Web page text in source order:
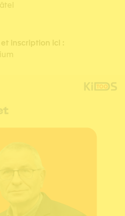
inscription ici :